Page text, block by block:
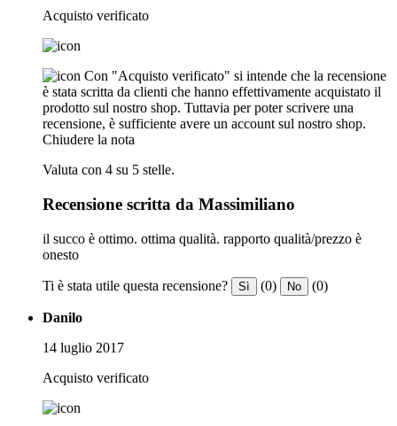
Acquisto verificato
Con "Acquisto verificato" si intende che la recensione
è stata scritta da clienti che hanno effettivamente acquistato il
prodotto sul nostro shop. Tuttavia per poter scrivere una
recensione, è sufficiente avere un account sul nostro shop.
Chiudere la nota
Valuta con 4 su 5 stelle.
Recensione scritta da Massimiliano
il succo è ottimo. ottima qualità. rapporto qualità/prezzo è
onesto
Ti è stata utile questa recensione? Sì (0) No (0)
Danilo
14 luglio 2017
Acquisto verificato